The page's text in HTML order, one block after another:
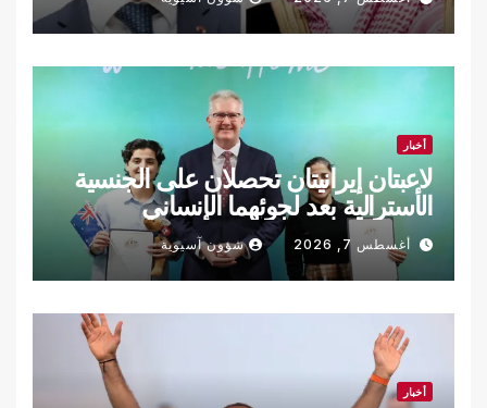
أخبار
لاعبتان إيرانيتان تحصلان على الجنسية
الأسترالية بعد لجوئهما الإنساني
أغسطس 7, 2026 شؤون آسيوية
أخبار